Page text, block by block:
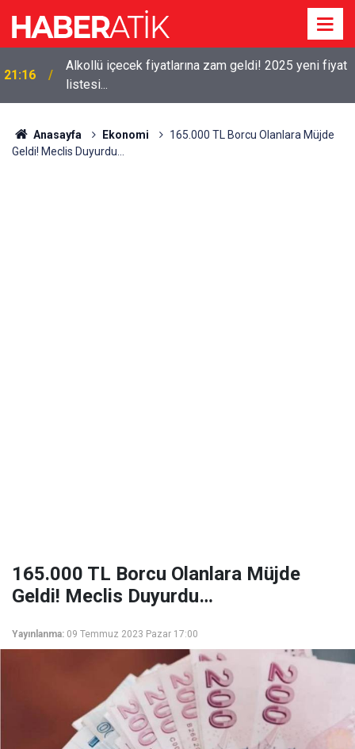
21:16
Alkollü içecek fiyatlarına zam geldi! 2025 yeni fiyat
listesi...
Anasayfa Ekonomi
165.000 TL Borcu Olanlara Müjde
Geldi! Meclis Duyurdu…
165.000 TL Borcu Olanlara Müjde
Geldi! Meclis Duyurdu…
Yayınlanma: 09 Temmuz 2023 Pazar 17:00